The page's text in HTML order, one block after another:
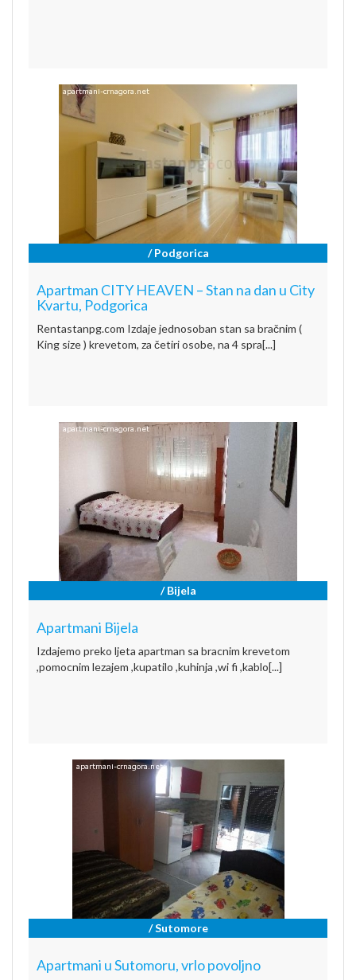
/ Podgorica
Apartman CITY HEAVEN – Stan na dan u City
Kvartu, Podgorica
Rentastanpg.com Izdaje jednosoban stan sa bračnim (
King size ) krevetom, za četiri osobe, na 4 spra[...]
/ Bijela
Apartmani Bijela
Izdajemo preko ljeta apartman sa bracnim krevetom
,pomocnim lezajem ,kupatilo ,kuhinja ,wi fi ,kablo[...]
/ Sutomore
Apartmani u Sutomoru, vrlo povoljno